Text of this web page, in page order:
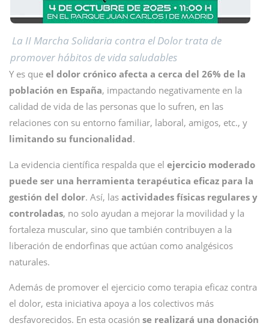
La II Marcha Solidaria contra el Dolor trata de
promover hábitos de vida saludables
Y es que el dolor crónico afecta a cerca del 26% de la
población en España, impactando negativamente en la
calidad de vida de las personas que lo sufren, en las
relaciones con su entorno familiar, laboral, amigos, etc., y
limitando su funcionalidad.
La evidencia científica respalda que el ejercicio moderado
puede ser una herramienta terapéutica eficaz para la
gestión del dolor. Así, las actividades físicas regulares y
controladas, no solo ayudan a mejorar la movilidad y la
fortaleza muscular, sino que también contribuyen a la
liberación de endorfinas que actúan como analgésicos
naturales.
Además de promover el ejercicio como terapia eficaz contra
el dolor, esta iniciativa apoya a los colectivos más
desfavorecidos. En esta ocasión se realizará una donación